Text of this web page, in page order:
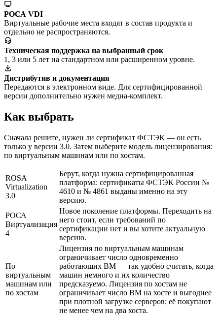
РОСА VDI
Виртуальные рабочие места входят в состав продукта и
отдельно не распространяются.
Техническая поддержка на выбранный срок
1, 3 или 5 лет на стандартном или расширенном уровне.
Дистрибутив и документация
Передаются в электронном виде. Для сертифицированной
версии дополнительно нужен медиа-комплект.
Как выбрать
Сначала решите, нужен ли сертификат ФСТЭК — он есть
только у версии 3.0. Затем выберите модель лицензирования:
по виртуальным машинам или по хостам.
ROSA
Virtualization
3.0
Берут, когда нужна сертифицированная
платформа: сертификаты ФСТЭК России №
4610 и № 4861 выданы именно на эту
версию.
РОСА
Виртуализация
4
Новое поколение платформы. Переходить на
него стоит, если требований по
сертификации нет и вы хотите актуальную
версию.
По
виртуальным
машинам или
по хостам
Лицензия по виртуальным машинам
ограничивает число одновременно
работающих ВМ — так удобно считать, когда
машин немного и их количество
предсказуемо. Лицензия по хостам не
ограничивает число ВМ на хосте и выгоднее
при плотной загрузке серверов; её покупают
не менее чем на два хоста.